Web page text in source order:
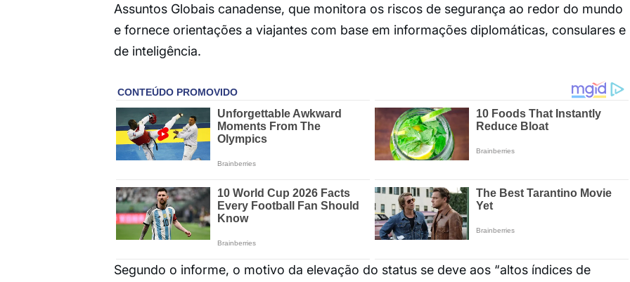
Assuntos Globais canadense, que monitora os riscos de segurança ao redor do mundo
e fornece orientações a viajantes com base em informações diplomáticas, consulares e
de inteligência.
Segundo o informe, o motivo da elevação do status se deve aos “altos índices de